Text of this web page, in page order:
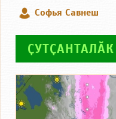
Софья Савнеш
ҪУТҪАНТАЛӐК